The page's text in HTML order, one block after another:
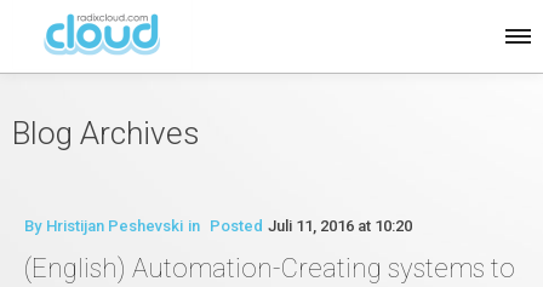
Blog Archives
By Hristijan Peshevski in Posted Juli 11, 2016 at 10:20
(English) Automation-Creating systems to